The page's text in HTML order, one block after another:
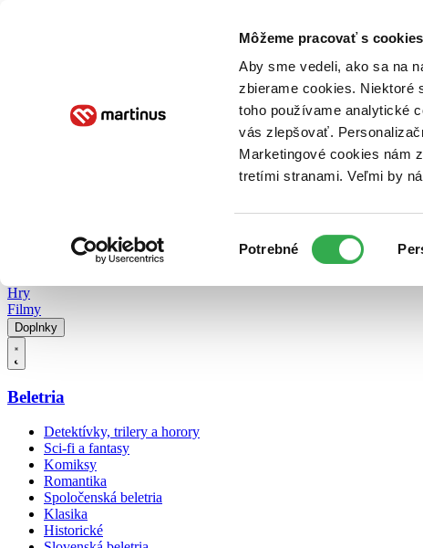
Môžeme pracovať s
Aby sme vedeli, ako sa na
zbierame cookies. Niektoré
toho používame analytické
vás zlepšovať.
Marketingové cookies nám
tretími stranami. Veľmi by
súhlasu
Potrebné
Poukážky Kontakt
Hry
Filmy
Doplnky
Beletria
Detektívky, trilery a horory
Sci-fi a fantasy
Komiksy
Romantika
Spoločenská beletria
Klasika
Historické